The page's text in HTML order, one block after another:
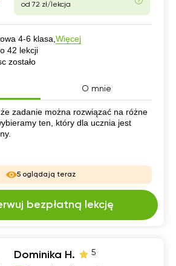
od 72 zł/lekcja
4-6 klasa, Więcej
42 lekcji
zostało
O mnie
zadanie można rozwiązać na różne
ten, który dla ucznia jest
5 oglądają teraz
bezpłatną lekcję
Dominika H. 5